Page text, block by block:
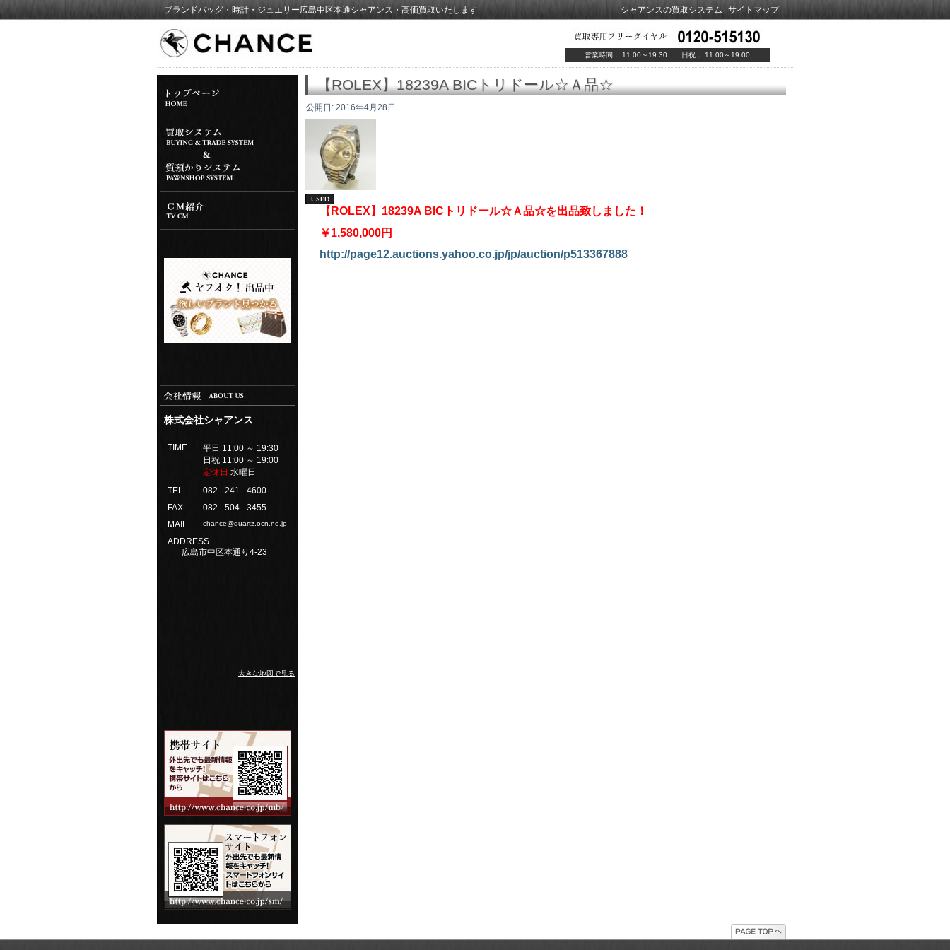
シャアンスの買取システム サイトマップ
ブランドバッグ・時計・ジュエリー広島中区本通シャアンス・高価買取いたします
営業時間： 11:00～19:30 日祝： 11:00～19:00
株式会社シャアンス
TIME
平日 11:00 ～ 19:30
日祝 11:00 ～ 19:00
定休日 水曜日
TEL
082 - 241 - 4600
FAX
082 - 504 - 3455
MAIL
chance@quartz.ocn.ne.jp
ADDRESS
広島市中区本通り4-23
大きな地図で見る
【ROLEX】18239A BICトリドール☆Ａ品☆
公開日: 2016年4月28日
【ROLEX】18239A BICトリドール☆Ａ品☆を出品致しました！
￥1,580,000円
http://page12.auctions.yahoo.co.jp/jp/auction/p513367888